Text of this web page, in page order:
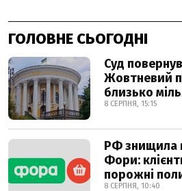
ГОЛОВНЕ СЬОГОДНІ
Суд
Жовтневий
близько
8 СЕРПНЯ, 15:15
РФ знищила
Фори:
порожні
8 СЕРПНЯ, 10:40